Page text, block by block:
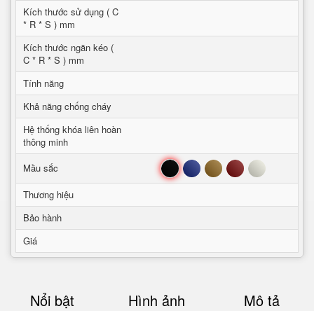
Kích thước sử dụng ( C
* R * S ) mm
Kích thước ngăn kéo (
C * R * S ) mm
Tính năng
Khả năng chống cháy
Hệ thống khóa liên hoàn
thông minh
Mầu sắc
Đen Xanh Nâu Đỏ Trắng
Thương hiệu
Bảo hành
Giá
Nổi bật Hình ảnh Mô tả